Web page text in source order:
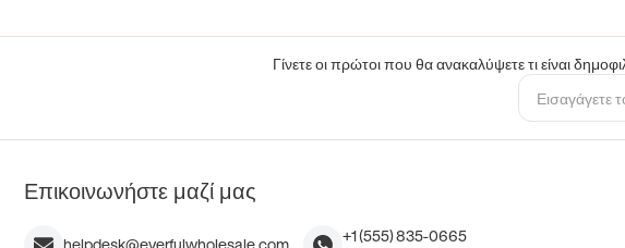
Γίνετε οι πρώτοι που θα ανακαλύψετε τι είναι
Επικοινωνήστε μαζί μας
+1 (555) 835-0665